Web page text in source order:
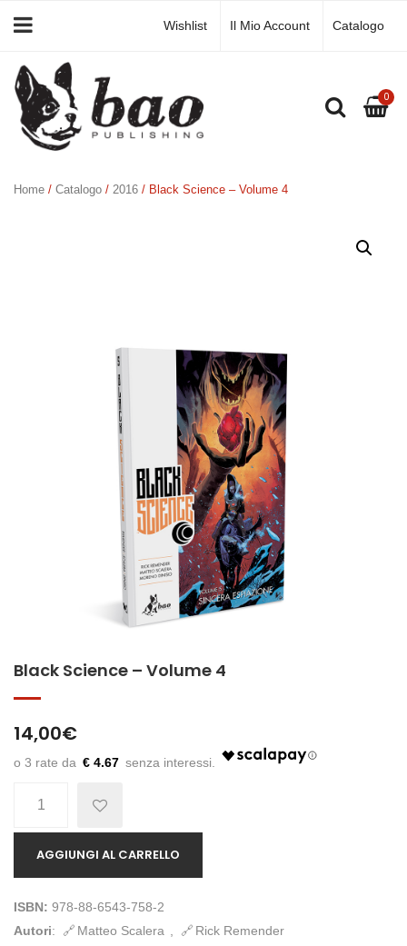
Wishlist Il Mio Account Catalogo
0
Home / Catalogo / 2016 / Black Science – Volume 4
Black Science – Volume 4
14,00€
€ 4.67
AGGIUNGI AL CARRELLO
ISBN: 978-88-6543-758-2
Autori: Matteo Scalera ,
Rick Remender